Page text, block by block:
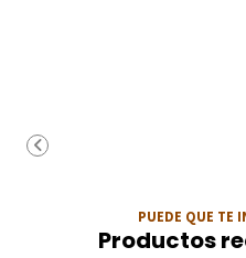
PUEDE QUE TE
Productos